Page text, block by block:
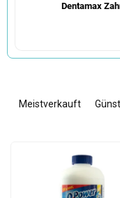
Dentamax
Meistverkauft